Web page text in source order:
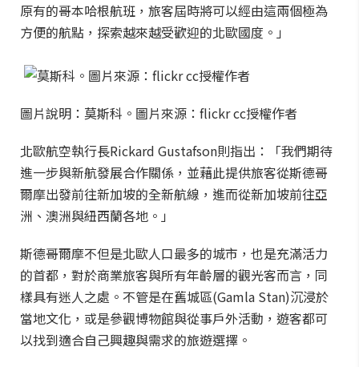
原有的哥本哈根航班，旅客屆時將可以經由這兩個極為
方便的航點，探索越來越受歡迎的北歐國度。」
圖片說明：莫斯科。圖片來源：flickr cc授權作者
北歐航空執行長Rickard Gustafson則指出：「我們期待
進一步與新航發展合作關係，並藉此提供旅客從斯德哥
爾摩出發前往新加坡的全新航線，進而從新加坡前往亞
洲、澳洲與紐西蘭各地。」
斯德哥爾摩不但是北歐人口最多的城市，也是充滿活力
的首都，對於商業旅客與所有年齡層的觀光客而言，同
樣具有迷人之處。不管是在舊城區(Gamla Stan)沉浸於
當地文化，或是參觀博物館與從事戶外活動，遊客都可
以找到適合自己興趣與需求的旅遊選擇。